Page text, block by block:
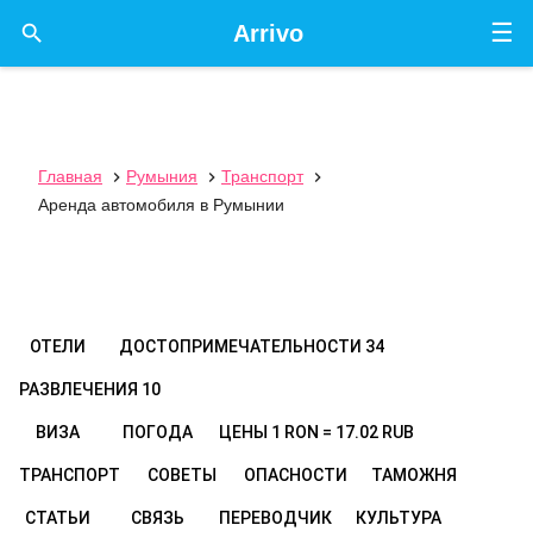
☰
Arrivo

Главная  Румыния  Транспорт

Аренда автомобиля в Румынии
ОТЕЛИ ДОСТОПРИМЕЧАТЕЛЬНОСТИ 34
РАЗВЛЕЧЕНИЯ 10
ВИЗА ПОГОДА ЦЕНЫ 1 RON = 17.02 RUB
ТРАНСПОРТ СОВЕТЫ ОПАСНОСТИ ТАМОЖНЯ
СТАТЬИ СВЯЗЬ ПЕРЕВОДЧИК КУЛЬТУРА